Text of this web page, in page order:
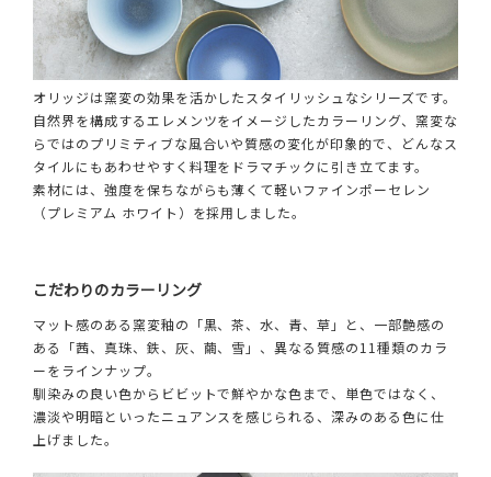
オリッジは窯変の効果を活かしたスタイリッシュなシリーズです。
自然界を構成するエレメンツをイメージしたカラーリング、窯変な
らではのプリミティブな風合いや質感の変化が印象的で、どんなス
タイルにもあわせやすく料理をドラマチックに引き立てます。
素材には、強度を保ちながらも薄くて軽いファインポーセレン
（プレミアム ホワイト）を採用しました。
こだわりのカラーリング
マット感のある窯変釉の「黒、茶、水、青、草」と、一部艶感の
ある「茜、真珠、鉄、灰、繭、雪」、異なる質感の11種類のカラ
ーをラインナップ。
馴染みの良い色からビビットで鮮やかな色まで、単色ではなく、
濃淡や明暗といったニュアンスを感じられる、深みのある色に仕
上げました。